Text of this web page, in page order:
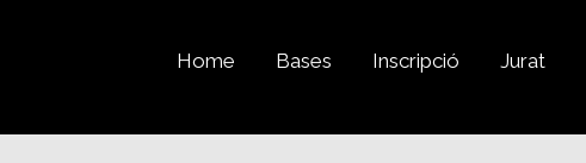
Home Bases Inscripció Jurat